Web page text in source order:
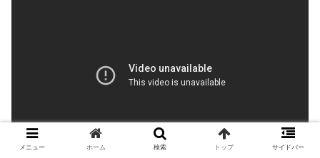
メニュー ホーム 検索 トップ サイドバー